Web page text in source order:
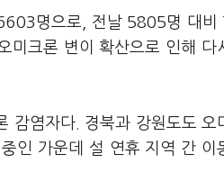
명으로, 전날 5805명 대비
크론 변이 확산으로 인해 다
염자다. 경북과 강원도도 오
인 가운데 설 연휴 지역 간 이